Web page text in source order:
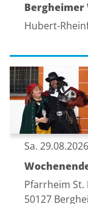
Hubert-
Sa.
Pfarrheim St.
50127